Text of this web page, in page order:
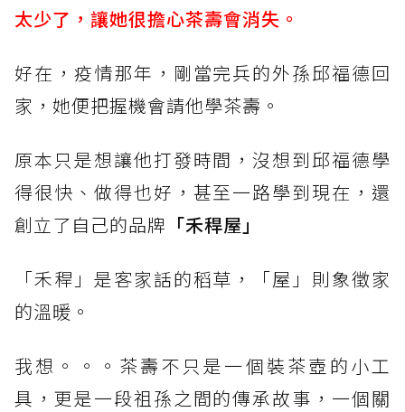
太少了，讓她很擔心茶壽會消失。
好在，疫情那年，剛當完兵的外孫邱福德回
家，她便把握機會請他學茶壽。
原本只是想讓他打發時間，沒想到邱福德學
得很快、做得也好，甚至一路學到現在，還
創立了自己的品牌 「禾稈屋」
「禾稈」是客家話的稻草，「屋」則象徵家
的溫暖。
我想。。。茶壽不只是一個裝茶壺的小工
具，更是一段祖孫之間的傳承故事，一個關